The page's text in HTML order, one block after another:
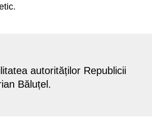
autorităților Republicii
Băluțel.